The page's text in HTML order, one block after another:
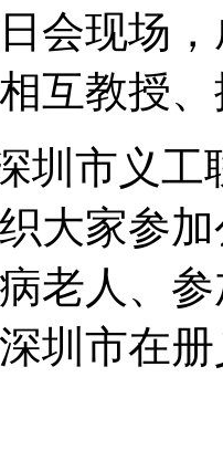
会现场
互教授
圳市义
大家参
老人、
圳市在